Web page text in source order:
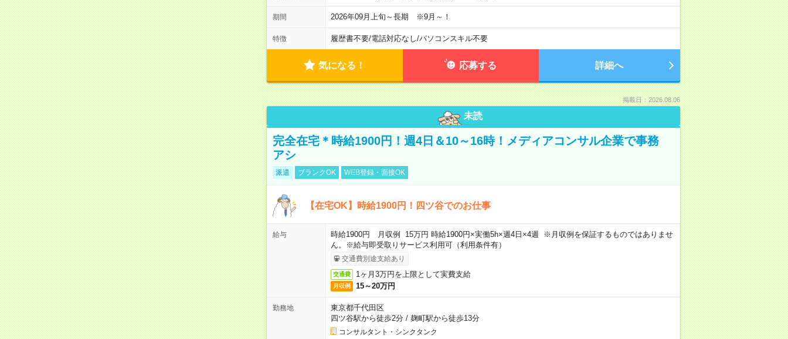
期間 2026年09月上旬～長期 ※9月～！
特徴 履歴書不要/電話対応なし/パソコンスキル不要
気になる！ 応募する 詳細へ
掲載日：2026.08.06
未読
完全在宅＊時給1900円！週4日＆10～16時！メディアコンサル企業で事務
アシ
派遣 ブランクOK WEB登録・面接OK
【在宅OK】時給1900円！四ツ谷でのお仕事
給与
時給1900円 月収例 15万円 時給1900円×実働5h×週4日×4週 ※月収例を保証するものではありませ
ん。※給与即受取りサービス利用可（利用条件有）
交通費別途支給あり
交通費 1ヶ月3万円を上限として実費支給
月収例 15～20万円
勤務地
東京都千代田区
四ツ谷駅から徒歩2分/ 麹町駅から徒歩13分
コンサルタント・シンクタンク